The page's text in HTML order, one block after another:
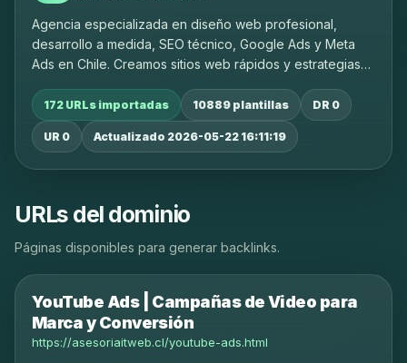
Agencia especializada en diseño web profesional,
desarrollo a medida, SEO técnico, Google Ads y Meta
Ads en Chile. Creamos sitios web rápidos y estrategias
tu negocio.
172 URLs importadas 10889 plantillas DR 0
UR 0 Actualizado 2026-05-22 16:11:19
URLs del dominio
Páginas disponibles para generar backlinks.
YouTube Ads | Campañas de Video para
Marca y Conversión
https://asesoriaitweb.cl/youtube-ads.html